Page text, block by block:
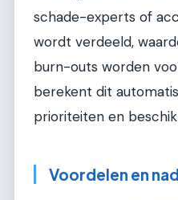
schade-experts of
wordt verdeeld,
burn-outs worden
berekent dit
prioriteiten en
Voordelen en